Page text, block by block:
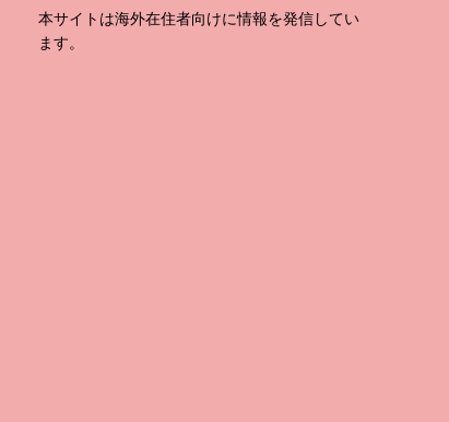
本サイトは海外在住者向けに情報を発信してい
ます。